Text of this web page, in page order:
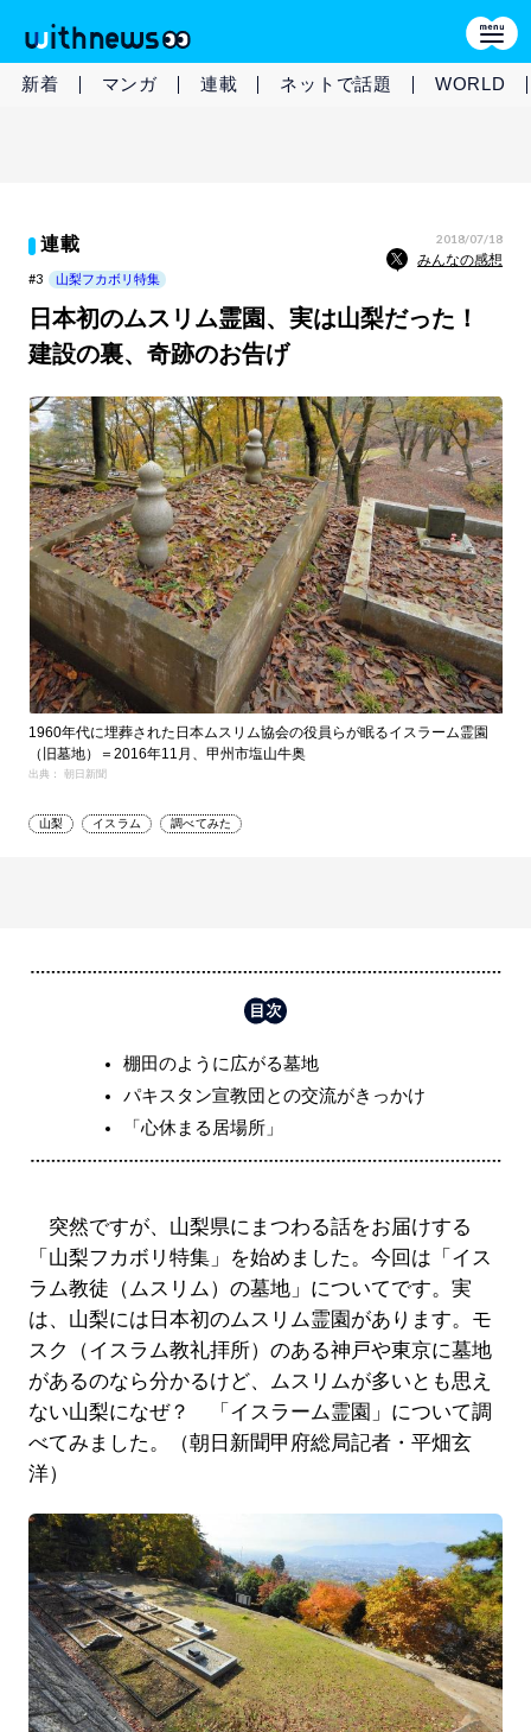
新着 マンガ 連載 ネットで話題 WORLD
連載 2018/07/18
みんなの感想
#3 山梨フカボリ特集
日本初のムスリム霊園、実は山梨だった！
建設の裏、奇跡のお告げ
1960年代に埋葬された日本ムスリム協会の役員らが眠るイスラーム霊園
（旧墓地）＝2016年11月、甲州市塩山牛奥
出典： 朝日新聞
山梨 イスラム 調べてみた
棚田のように広がる墓地
パキスタン宣教団との交流がきっかけ
「心休まる居場所」
突然ですが、山梨県にまつわる話をお届けする
「山梨フカボリ特集」を始めました。今回は「イス
ラム教徒（ムスリム）の墓地」についてです。実
は、山梨には日本初のムスリム霊園があります。モ
スク（イスラム教礼拝所）のある神戸や東京に墓地
があるのなら分かるけど、ムスリムが多いとも思え
ない山梨になぜ？ 「イスラーム霊園」について調
べてみました。（朝日新聞甲府総局記者・平畑玄
洋）